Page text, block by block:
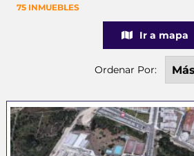
75 INMUEBLES
Ir a mapa
Ordenar Por:
Previous